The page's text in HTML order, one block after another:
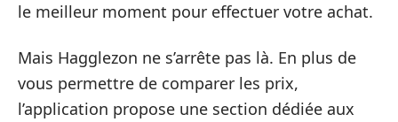
le meilleur moment pour effectuer votre achat.
Mais Hagglezon ne s’arrête pas là. En plus de
vous permettre de comparer les prix,
l’application propose une section dédiée aux